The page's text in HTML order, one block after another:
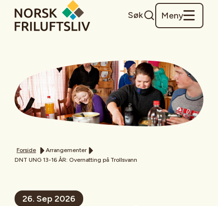
Søk Meny
Forside
Arrangementer
DNT UNG 13-16 ÅR: Overnatting på Trollsvann
26. Sep 2026